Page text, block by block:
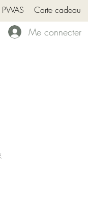
Carte cadeau
Me connecter